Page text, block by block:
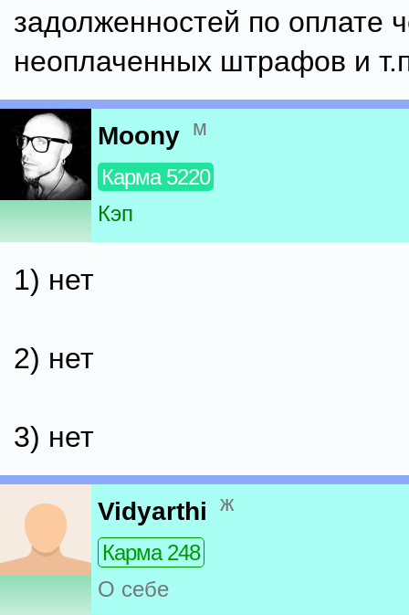
задолженностей по оплате
неоплаченных штрафов и
Moony м
Карма 5220
Кэп
1) нет
2) нет
3) нет
Vidyarthi ж
Карма 248
О себе